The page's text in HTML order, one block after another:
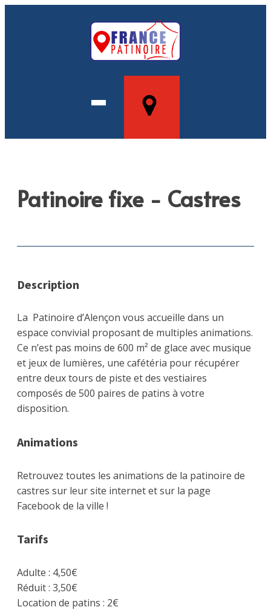
Patinoire fixe - Castres
Description
La Patinoire d’Alençon vous accueille dans un
espace convivial proposant de multiples animations.
Ce n’est pas moins de 600 m² de glace avec musique
et jeux de lumières, une cafétéria pour récupérer
entre deux tours de piste et des vestiaires
composés de 500 paires de patins à votre
disposition.
Animations
Retrouvez toutes les animations de la patinoire de
castres sur leur site internet et sur la page
Facebook de la ville !
Tarifs
Adulte : 4,50€
Réduit : 3,50€
Location de patins : 2€